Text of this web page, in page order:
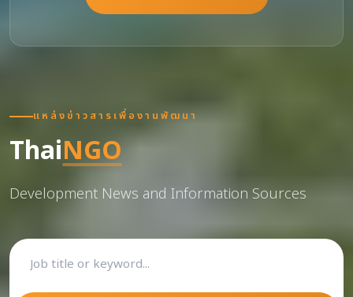
แหล่งข่าวสารเพื่องานพัฒนา
ThaiNGO
Development News and Information Sources